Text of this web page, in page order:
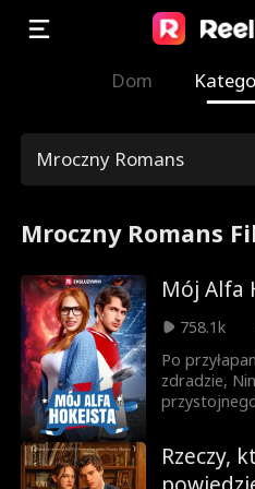
Dom
Mroczny Romans
Mroczny Romans
Mój Alfa
758.1k
Po
zdradzie,
jest z tego,
raz, Nina
noc. Kiedy
Rzeczy,